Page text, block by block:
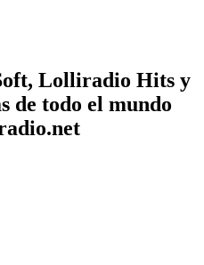
Lolliradio Hits y
de todo el mundo